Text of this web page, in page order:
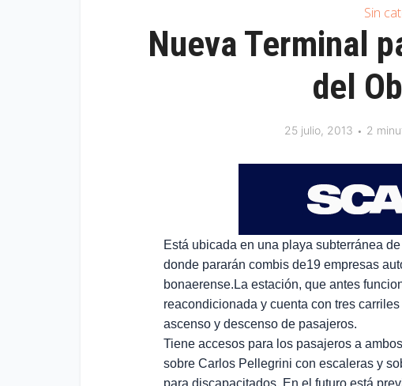
Sin
Nueva Terminal
del
25 julio, 2013 2
Está ubicada en una playa subterránea
donde pararán combis de19 empresas
bonaerense.La estación, que antes
reacondicionada y cuenta con tres
ascenso y descenso de pasajeros.
Tiene accesos para los pasajeros a
sobre Carlos Pellegrini con escaleras y
para discapacitados. En el futuro está